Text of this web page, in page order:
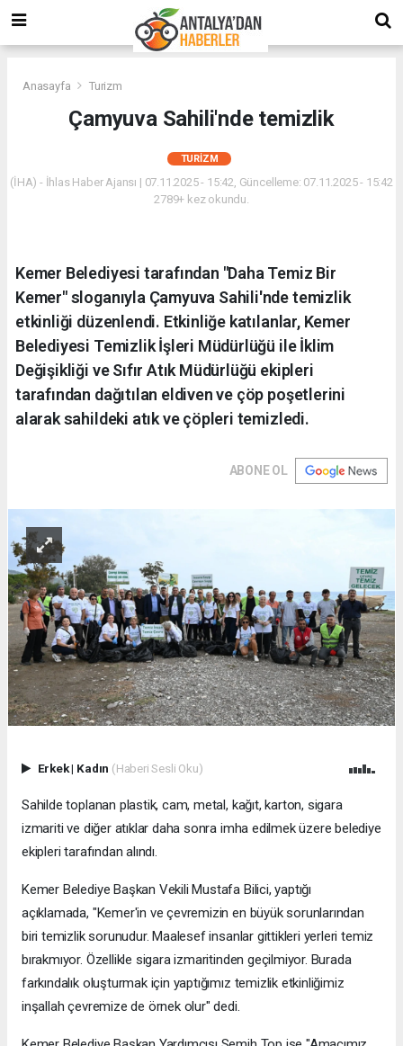
Anasayfa Turizm
Çamyuva Sahili'nde temizlik
TURIZM
(İHA) - İhlas Haber Ajansı | 07.11.2025 - 15:42, Güncelleme: 07.11.2025 - 15:42
2789+ kez okundu.
Kemer Belediyesi tarafından "Daha Temiz Bir
Kemer" sloganıyla Çamyuva Sahili'nde temizlik
etkinliği düzenlendi. Etkinliğe katılanlar, Kemer
Belediyesi Temizlik İşleri Müdürlüğü ile İklim
Değişikliği ve Sıfır Atık Müdürlüğü ekipleri
tarafından dağıtılan eldiven ve çöp poşetlerini
alarak sahildeki atık ve çöpleri temizledi.
ABONE OL
Erkek| Kadın (Haberi Sesli Oku)
Sahilde toplanan plastik, cam, metal, kağıt, karton, sigara
izmariti ve diğer atıklar daha sonra imha edilmek üzere belediye
ekipleri tarafından alındı.
Kemer Belediye Başkan Vekili Mustafa Bilici, yaptığı
açıklamada, "Kemer'in ve çevremizin en büyük sorunlarından
biri temizlik sorunudur. Maalesef insanlar gittikleri yerleri temiz
bırakmıyor. Özellikle sigara izmaritinden geçilmiyor. Burada
farkındalık oluşturmak için yaptığımız temizlik etkinliğimiz
inşallah çevremize de örnek olur" dedi.